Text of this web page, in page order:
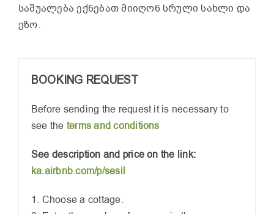
საშუალება ექნებათ მიიღონ სრული სახლი და
ეზო.
BOOKING REQUEST
Before sending the request it is necessary to
see the terms and conditions
See description and price on the link:
ka.airbnb.com/p/sesil
1. Choose a cottage.